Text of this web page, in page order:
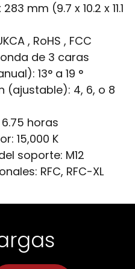
mm (9.7 x 10.2 x 11.1
, RoHS , FCC
de 3 caras
13° a 19 °
(ajustable): 4, 6, o 8
6.75 horas
15,000 K
soporte: M12
RFC, RFC-XL